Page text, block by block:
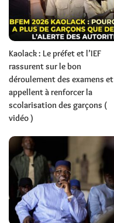
Kaolack : Le préfet et l’IEF
rassurent sur le bon
déroulement des examens et
appellent à renforcer la
scolarisation des garçons (
vidéo )